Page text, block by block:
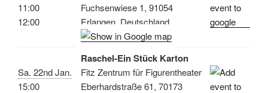
11:00
12:00
Fuchsenwiese 1, 91054
Erlangen, Deutschland
Sa. 22nd Jan.
15:00
Raschel-Ein Stück Karton
Fitz Zentrum für Figurentheater
Eberhardstraße 61, 70173